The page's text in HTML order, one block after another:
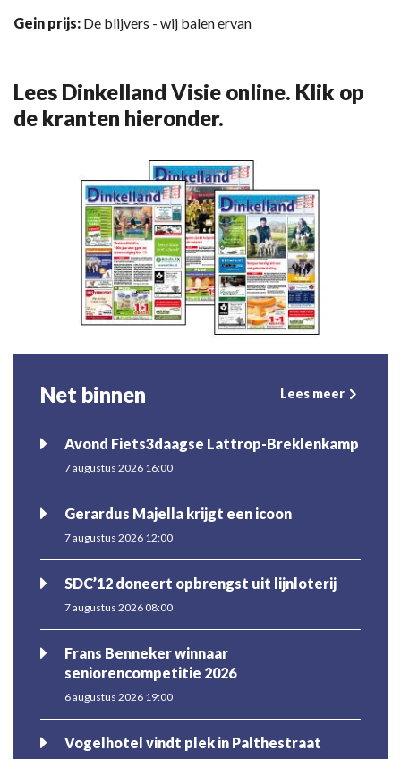
Gein prijs: De blijvers - wij balen ervan
Lees Dinkelland Visie online. Klik op
de kranten hieronder.
Net binnen Lees meer
Avond Fiets3daagse Lattrop-Breklenkamp
7 augustus 2026 16:00
Gerardus Majella krijgt een icoon
7 augustus 2026 12:00
SDC’12 doneert opbrengst uit lijnloterij
7 augustus 2026 08:00
Frans Benneker winnaar
seniorencompetitie 2026
6 augustus 2026 19:00
Vogelhotel vindt plek in Palthestraat